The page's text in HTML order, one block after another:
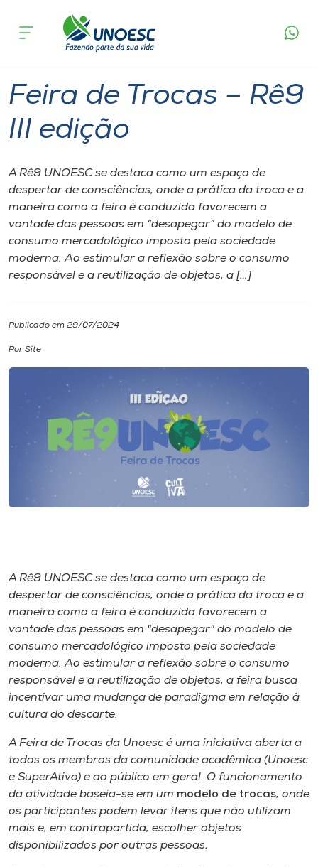
Cursos
Pesquisa
Portal de Ensino
A
I.nova
Diplomados
Cultura
Rádio
Museu
Unoesc
Store
Selecione
o idioma
A+
Feira de Trocas – Rê9
III edição
A Rê9 UNOESC se destaca como um espaço de
despertar de consciências, onde a prática da troca e a
maneira como a feira é conduzida favorecem a
vontade das pessoas em “desapegar” do modelo de
consumo mercadológico imposto pela sociedade
moderna. Ao estimular a reflexão sobre o consumo
responsável e a reutilização de objetos, a […]
Publicado em 29/07/2024
Por Site
A Rê9 UNOESC se destaca como um espaço de
despertar de consciências, onde a prática da troca e a
maneira como a feira é conduzida favorecem a
vontade das pessoas em "desapegar" do modelo de
consumo mercadológico imposto pela sociedade
moderna. Ao estimular a reflexão sobre o consumo
responsável e a reutilização de objetos, a feira busca
incentivar uma mudança de paradigma em relação à
cultura do descarte.
A Feira de Trocas da Unoesc é uma iniciativa aberta a
todos os membros da comunidade acadêmica (Unoesc
e SuperAtivo) e ao público em geral. O funcionamento
da atividade baseia-se em um modelo de trocas, onde
os participantes podem levar itens que não utilizam
mais e, em contrapartida, escolher objetos
disponibilizados por outras pessoas.